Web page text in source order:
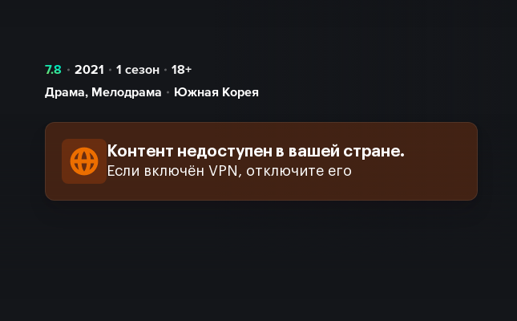
7.8 2021 1 сезон
18+
Драма, Мелодрама Южная Корея
Контент недоступен в вашей стране.
Если включён VPN, отключите его